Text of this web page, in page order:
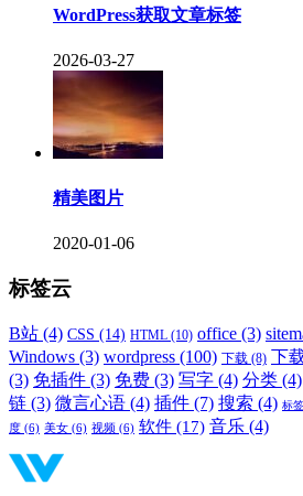
WordPress获取文章标签
2026-03-27
精美图片
2020-01-06
标签云
B站 (4) CSS (14) HTML (10) office (3)
Windows (3) wordpress (100) 下载 (8) 下
(3) 免插件 (3) 免费 (3) 写字 (4) 分类 (4)
链 (3) 微言心语 (4) 插件 (7) 搜索 (4) 标签
度 (6) 美女 (6) 视频 (6) 软件 (17) 音乐 (4)